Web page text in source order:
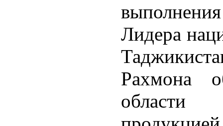
Лидера
Рахмона
области